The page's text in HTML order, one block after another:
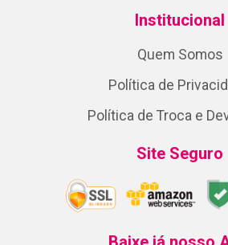
Institucional
Quem Somos
Política de
Política de Troca e
Site Seguro